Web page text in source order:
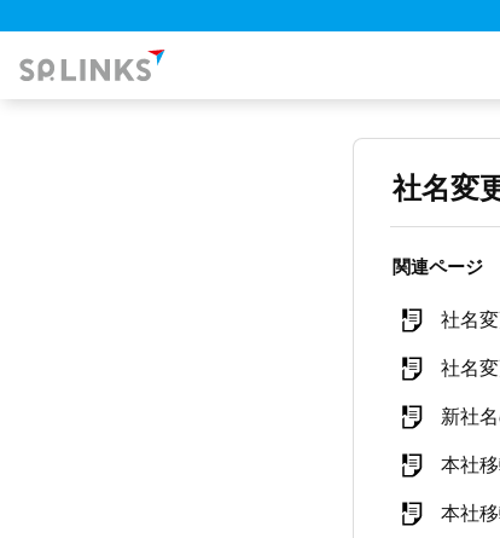
社名変
関連ページ
社名
社名
新社
本社
本社